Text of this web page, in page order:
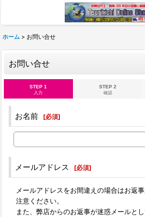
ホーム > お問い合せ
お問い合せ
STEP 1
入力
STEP 2
確認
お名前 [必須]
メールアドレス [必須]
メールアドレスをお間違えの場合はお返
注意ください。
また、弊店からのお返事が迷惑メールと